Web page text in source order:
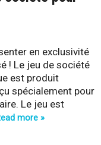
en exclusivité
! Le jeu de société
est produit
spécialement pour
Le jeu est
more »